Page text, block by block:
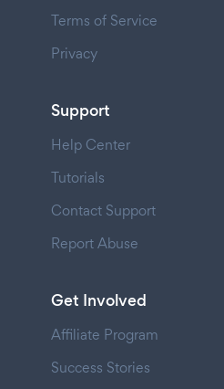
Terms of Service
Privacy
Support
Help Center
Tutorials
Contact Support
Report Abuse
Get Involved
Affiliate Program
Success Stories